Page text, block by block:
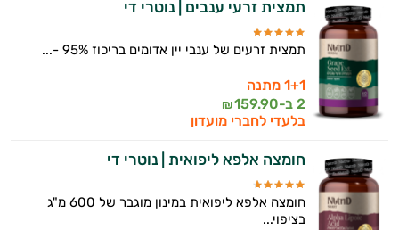
תמצית זרעי ענבים | נוטרי די
תמצית זרעים של ענבי יין אדומים בריכוז 95% -...
1+1 מתנה
2 ב-
159.90
₪
בלעדי לחברי מועדון
חומצה אלפא ליפואית | נוטרי די
חומצה אלפא ליפואית במינון מוגבר של 600 מ"ג
בציפוי...